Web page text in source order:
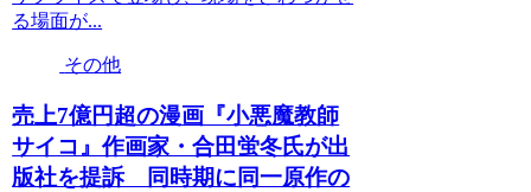
る場面が...
その他
売上7億円超の漫画『小悪魔教師
サイコ』作画家・合田蛍冬氏が出
版社を提訴 同時期に同一原作の